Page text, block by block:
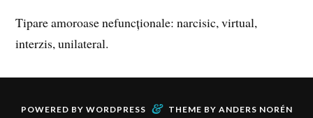
Tipare amoroase nefuncționale: narcisic, virtual,
interzis, unilateral.
POWERED BY WORDPRESS & THEME BY ANDERS NORÉN